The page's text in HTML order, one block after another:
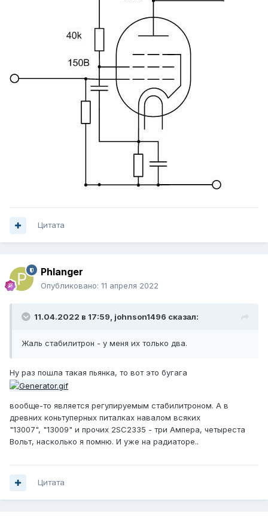
Цитата
Phlanger
Опубликовано: 11 апреля 2022
11.04.2022 в 17:59, johnson1496 сказал:
Жаль стабилитрон - у меня их только два.
Ну раз пошла такая пьянка, то вот это бугага
вообще-то является регулируемым стабилитроном. А в
древних коньтуперных питалках навалом всяких
"13007", "13009" и прочих 2SC2335 - три Ампера, четыреста
Вольт, насколько я помню. И уже на радиаторе..
Цитата